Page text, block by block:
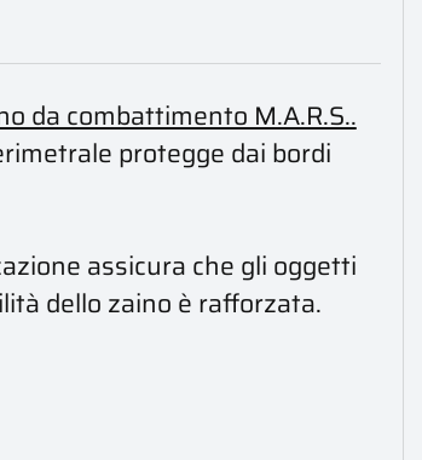
da combattimento M.A.R.S..
protegge dai bordi
assicura che gli oggetti
dello zaino è rafforzata.